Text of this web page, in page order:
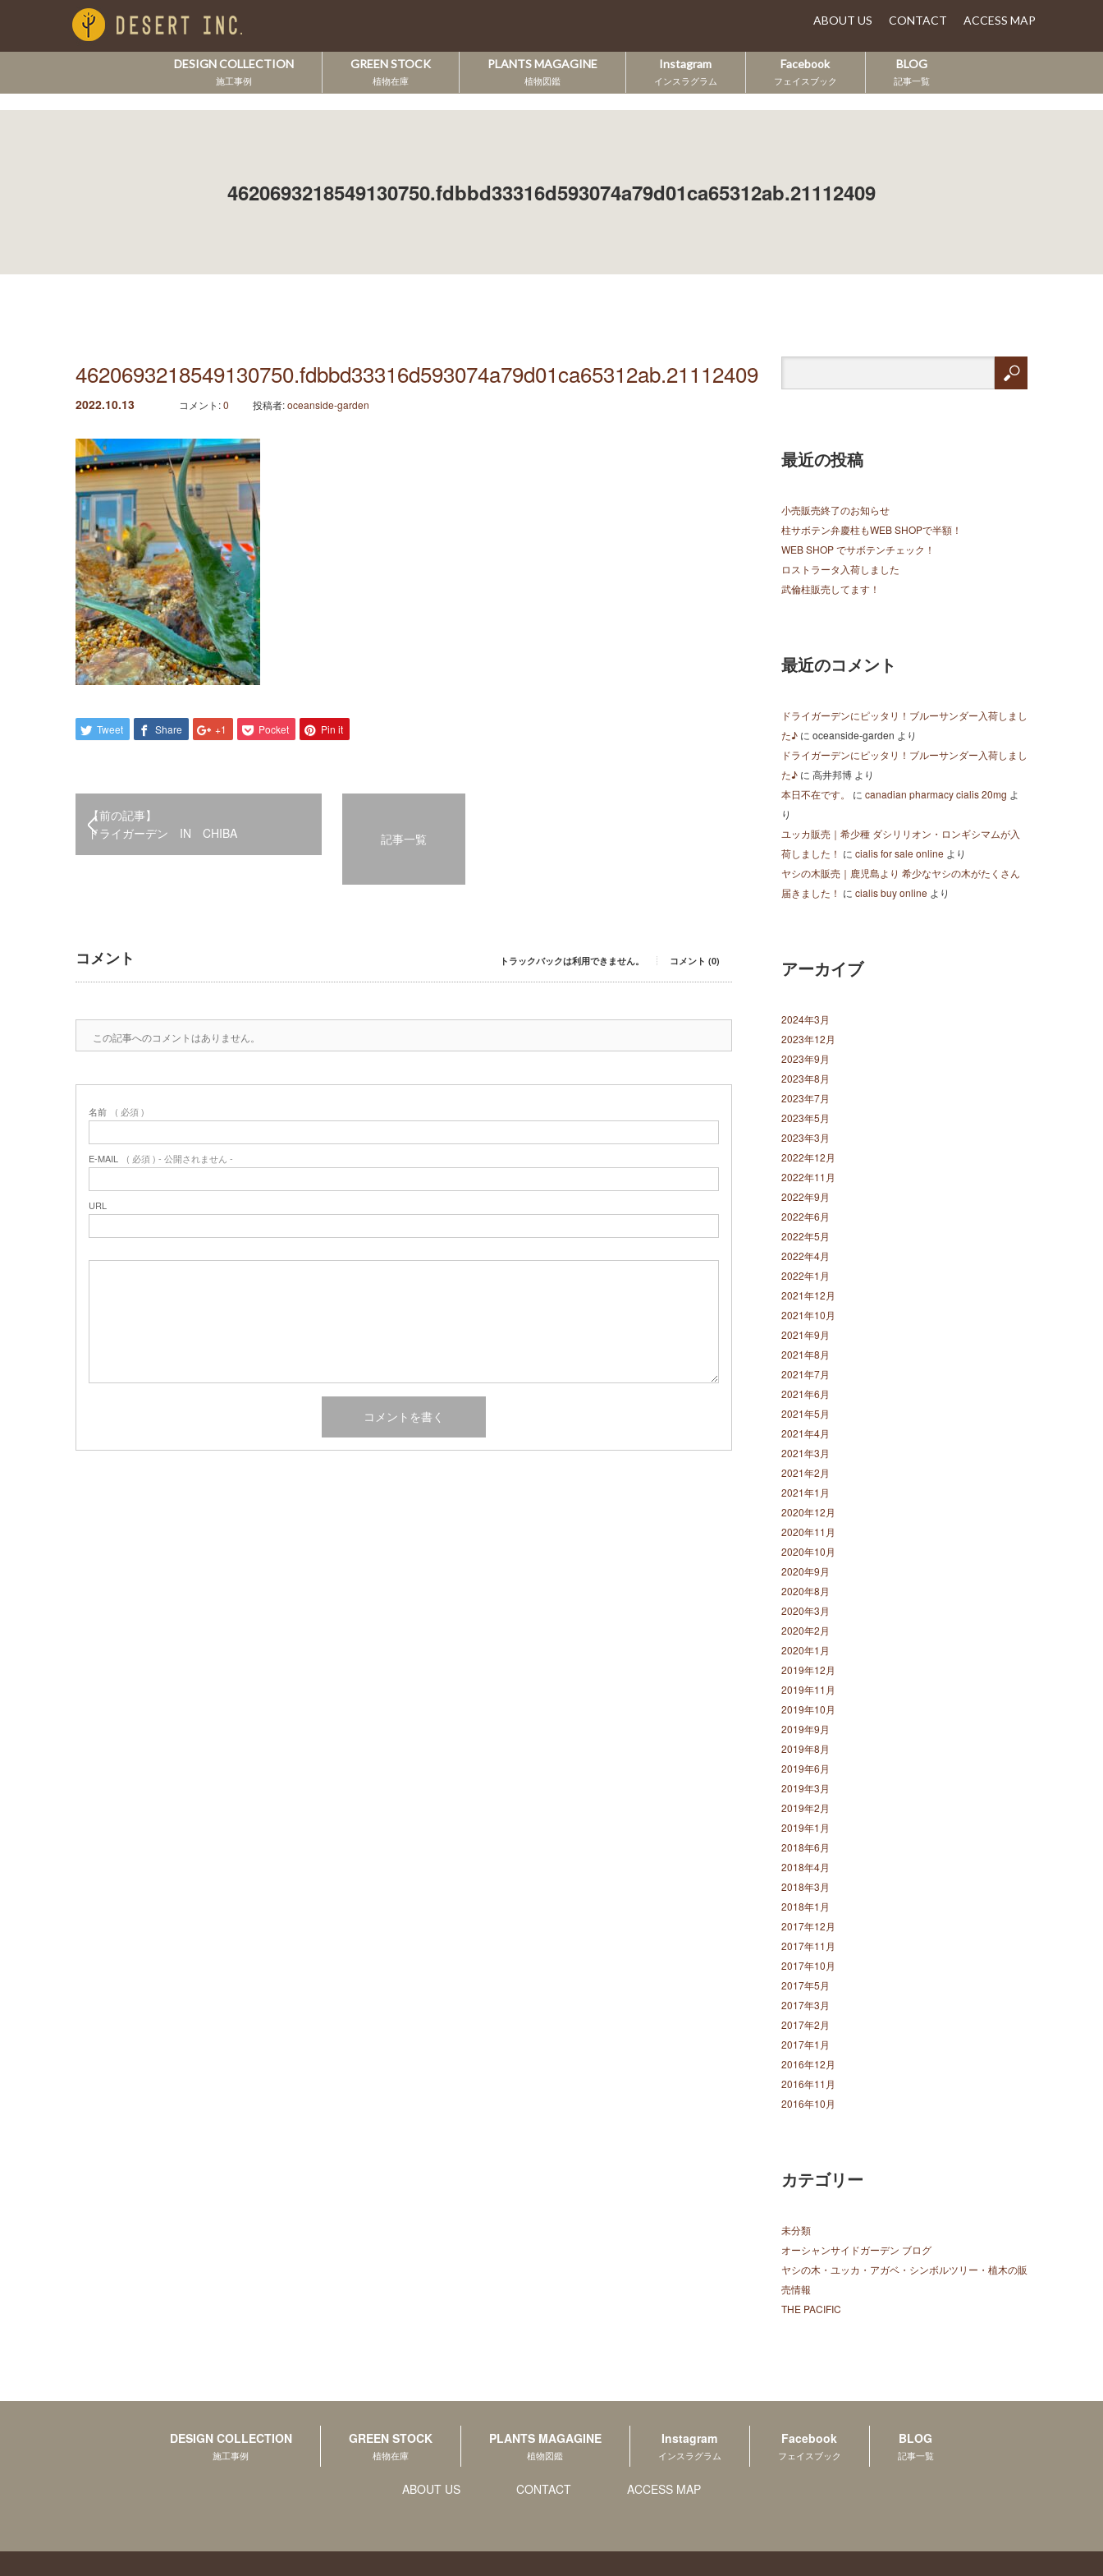
ABOUT US CONTACT ACCESS MAP
DESIGN COLLECTION
施工事例
GREEN STOCK
植物在庫
PLANTS MAGAGINE
植物図鑑
Instagram
インスラグラム
Facebook
フェイスブック
BLOG
記事一覧
4620693218549130750.fdbbd33316d593074a79d01ca65312ab.21112409
4620693218549130750.fdbbd33316d593074a79d01ca65312ab.21112409
2022.10.13 コメント:0 投稿者:oceanside-garden
Tweet Share +1 Pocket Pin it
【前の記事】
ドライガーデン IN CHIBA
記事一覧
コメント トラックバックは利用できません。 コメント (0)
この記事へのコメントはありません。
名前 ( 必須 )
E-MAIL ( 必須 ) - 公開されません -
URL
最近の投稿
小売販売終了のお知らせ
柱サボテン弁慶柱もWEB SHOPで半額！
WEB SHOP でサボテンチェック！
ロストラータ入荷しました
武倫柱販売してます！
最近のコメント
ドライガーデンにピッタリ！ブルーサンダー入荷しまし
た♪ に oceanside-garden より
ドライガーデンにピッタリ！ブルーサンダー入荷しまし
た♪ に 高井邦博 より
本日不在です。
に canadian pharmacy cialis 20mg よ
り
ユッカ販売｜希少種 ダシリリオン・ロンギシマムが入
荷しました！ に cialis for sale online より
ヤシの木販売｜鹿児島より 希少なヤシの木がたくさん
届きました！ に cialis buy online より
アーカイブ
2024年3月
2023年12月
2023年9月
2023年8月
2023年7月
2023年5月
2023年3月
2022年12月
2022年11月
2022年9月
2022年6月
2022年5月
2022年4月
2022年1月
2021年12月
2021年10月
2021年9月
2021年8月
2021年7月
2021年6月
2021年5月
2021年4月
2021年3月
2021年2月
2021年1月
2020年12月
2020年11月
2020年10月
2020年9月
2020年8月
2020年3月
2020年2月
2020年1月
2019年12月
2019年11月
2019年10月
2019年9月
2019年8月
2019年6月
2019年3月
2019年2月
2019年1月
2018年6月
2018年4月
2018年3月
2018年1月
2017年12月
2017年11月
2017年10月
2017年5月
2017年3月
2017年2月
2017年1月
2016年12月
2016年11月
2016年10月
カテゴリー
未分類
オーシャンサイドガーデン ブログ
ヤシの木・ユッカ・アガベ・シンボルツリー・植木の販
売情報
THE PACIFIC
DESIGN COLLECTION
施工事例
GREEN STOCK
植物在庫
PLANTS MAGAGINE
植物図鑑
Instagram
インスラグラム
Facebook
フェイスブック
BLOG
記事一覧
ABOUT US CONTACT ACCESS MAP